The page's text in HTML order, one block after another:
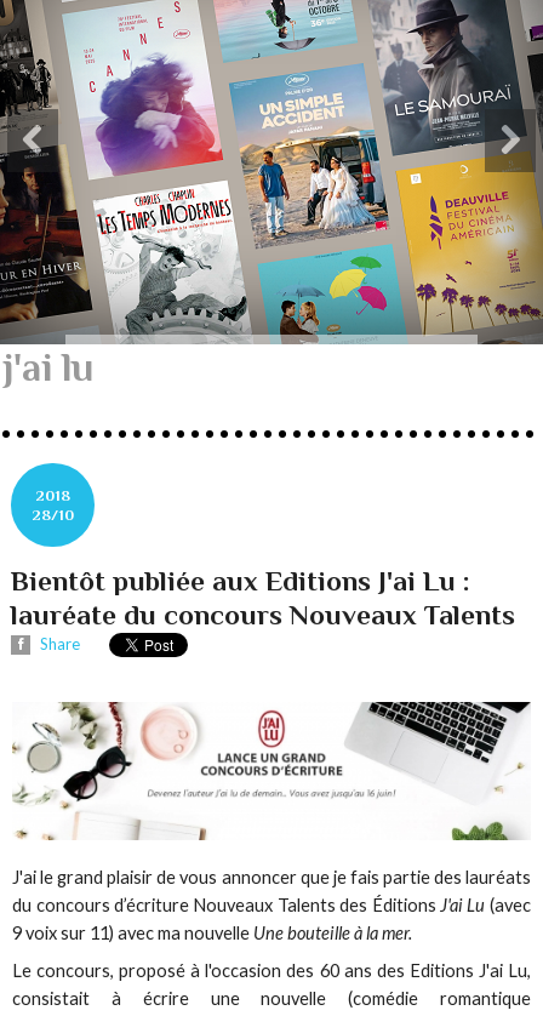
j'ai lu
2018
28/10
Bientôt publiée aux Editions J'ai Lu :
lauréate du concours Nouveaux Talents
Share
J'ai le grand plaisir de vous annoncer que je fais partie des lauréats
du concours d’écriture Nouveaux Talents des Éditions J'ai Lu (avec
9 voix sur 11) avec ma nouvelle Une bouteille à la mer.
Le concours, proposé à l'occasion des 60 ans des Editions J'ai Lu,
consistait à écrire une nouvelle (comédie romantique